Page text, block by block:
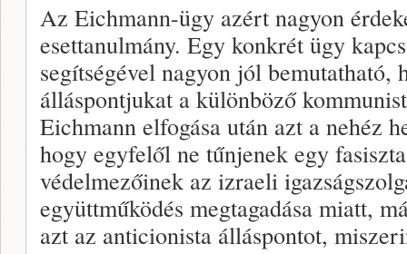
Az Eichmann-ügy azért nagyon
esettanulmány. Egy konkrét ügy
segítségével nagyon jól
álláspontjukat a különböző
Eichmann elfogása után azt a nehéz
hogy egyfelől ne tűnjenek egy
védelmezőinek az izraeli
együttműködés megtagadása miatt,
azt az anticionista álláspontot,